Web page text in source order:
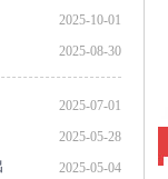
2025-10-01
2025-08-30
2025-07-01
2025-05-28
2025-05-04